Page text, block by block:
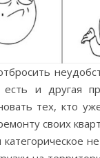
есть и другая
тех, кто
своих